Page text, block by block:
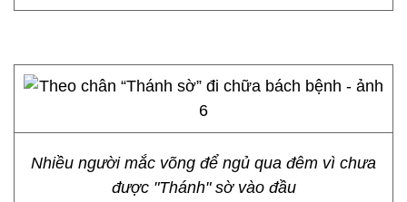
Nhiều người mắc võng để ngủ qua đêm vì chưa
được "Thánh" sờ vào đầu